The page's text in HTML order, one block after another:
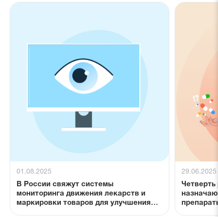
01.08.2025
В России свяжут системы
мониторинга движения лекарств и
маркировки товаров для улучшения
29.06.2025
Четверть